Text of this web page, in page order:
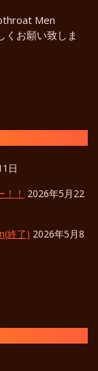
Men
くお願い致しま
日
！ 2026年5月22
終了) 2026年5月8